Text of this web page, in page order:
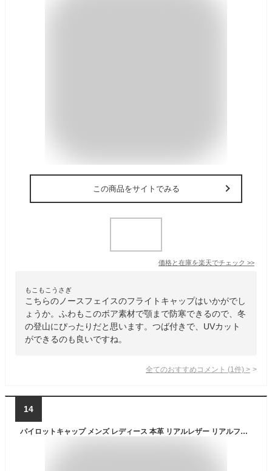
この商品をサイトでみる
価格と在庫を楽天でチェック >>
もこもこうさぎ
こちらのノースフェイスのフライトキャップはいかがでし
ょうか。ふわもこのボア素材で顎まで防寒できるので、冬
の登山にぴったりだと思います。つば付きで、UVカット
ができるのも良いですね。
全てのおすすめコメント (1 件) >
14
パイロットキャップ メンズ レディース 本革 リアルレザー リアルファー付 ロシア帽 ファーハット 羊革 ラムレザー 革ロシア 帽子 フライトキャップ 大きいサイズ 防寒 防風 釣り 雪国 登山 自転車 オーロラ 流氷 黒 ブラック クリスマス プレゼント ギフト 実用的